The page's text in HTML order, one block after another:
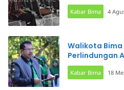
Kabar Bima 4
Walikota Bima
Perlindungan
Kabar Bima 18